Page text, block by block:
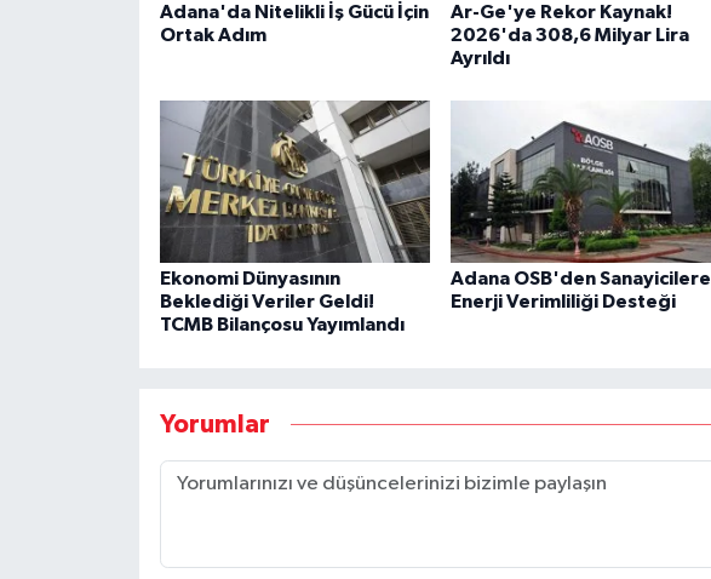
Adana'da Nitelikli İş Gücü İçin
Ortak Adım
Ar-Ge'ye Rekor Kaynak!
2026'da 308,6 Milyar Lira
Ayrıldı
Ekonomi Dünyasının
Beklediği Veriler Geldi!
TCMB Bilançosu Yayımlandı
Adana OSB'den Sanayicilere
Enerji Verimliliği Desteği
Yorumlar